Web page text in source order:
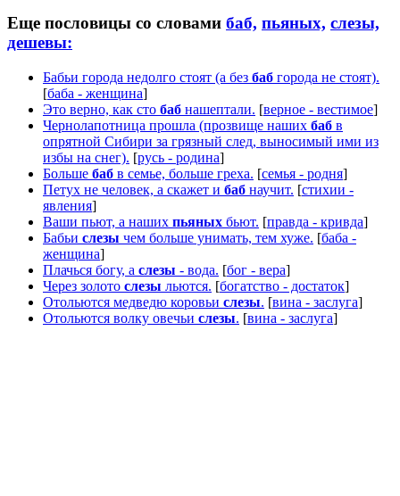
Еще пословицы со словами баб, пьяных, слезы,
дешевы:
Бабьи города недолго стоят (а без баб города не стоят).
[баба - женщина]
Это верно, как сто баб нашептали. [верное - вестимое]
Чернолапотница прошла (прозвище наших баб в
опрятной Сибири за грязный след, выносимый ими из
избы на снег). [русь - родина]
Больше баб в семье, больше греха. [семья - родня]
Петух не человек, а скажет и баб научит. [стихии -
явления]
Ваши пьют, а наших пьяных бьют. [правда - кривда]
Бабьи слезы чем больше унимать, тем хуже. [баба -
женщина]
Плачься богу, а слезы - вода. [бог - вера]
Через золото слезы льются. [богатство - достаток]
Отольются медведю коровьи слезы. [вина - заслуга]
Отольются волку овечьи слезы. [вина - заслуга]